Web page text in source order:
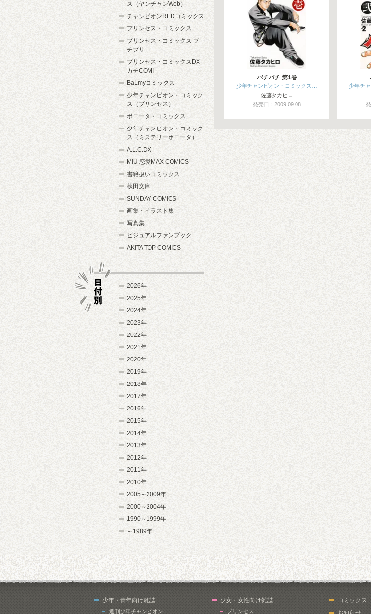
バチバチ 第1巻
少年チャンピオン・コミックス…
佐藤タカヒロ
発売日：2009.09.08
少年チ
ス（ヤンチャンWeb）
チャンピオンREDコミックス
プリンセス・コミックス
プリンセス・コミックス プ
チプリ
プリンセス・コミックスDX
カチCOMI
BaLmyコミックス
少年チャンピオン・コミック
ス（プリンセス）
ボニータ・コミックス
少年チャンピオン・コミック
ス（ミステリーボニータ）
A.L.C.DX
MIU 恋愛MAX COMICS
書籍扱いコミックス
秋田文庫
SUNDAY COMICS
画集・イラスト集
写真集
ビジュアルファンブック
AKITA TOP COMICS
2026年
2025年
2024年
2023年
2022年
2021年
2020年
2019年
2018年
2017年
2016年
2015年
2014年
2013年
2012年
2011年
2010年
2005～2009年
2000～2004年
1990～1999年
～1989年
少年・青年向け雑誌
週刊少年チャンピオン
少女・女性向け雑誌
プリンセス
コミックス
お知らせ